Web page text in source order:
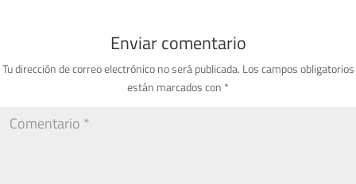
Enviar comentario
Tu dirección de correo electrónico no será publicada. Los campos obligatorios
están marcados con *